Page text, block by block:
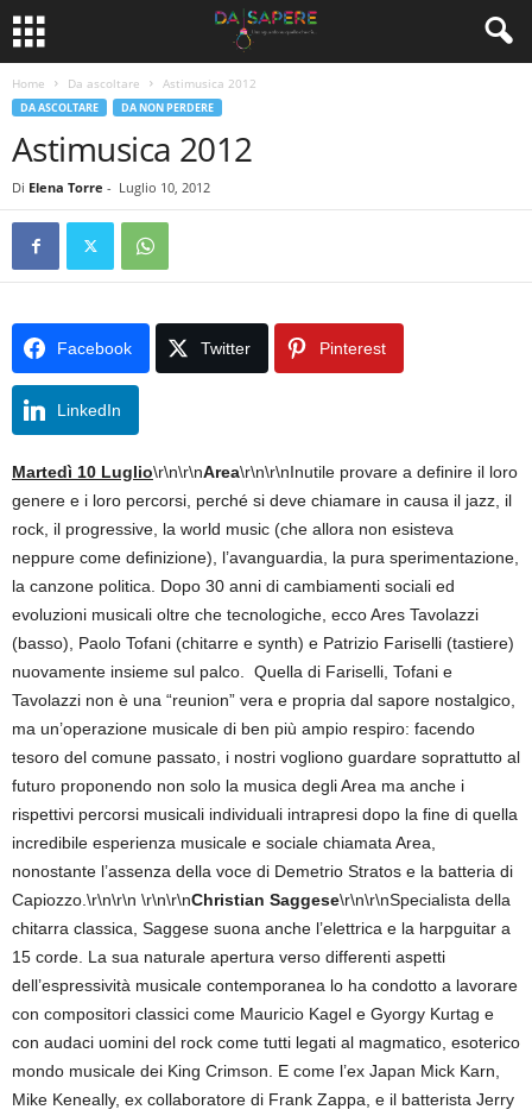
Home Da ascoltare Astimusica 2012
DA ASCOLTARE DA NON PERDERE
Astimusica 2012
Di Elena Torre - Luglio 10, 2012
Facebook Twitter Pinterest
LinkedIn
Martedì 10 Luglio\r\n\r\nArea\r\n\r\nInutile provare a definire il loro
genere e i loro percorsi, perché si deve chiamare in causa il jazz, il
rock, il progressive, la world music (che allora non esisteva
neppure come definizione), l’avanguardia, la pura sperimentazione,
la canzone politica. Dopo 30 anni di cambiamenti sociali ed
evoluzioni musicali oltre che tecnologiche, ecco Ares Tavolazzi
(basso), Paolo Tofani (chitarre e synth) e Patrizio Fariselli (tastiere)
nuovamente insieme sul palco. Quella di Fariselli, Tofani e
Tavolazzi non è una “reunion” vera e propria dal sapore nostalgico,
ma un’operazione musicale di ben più ampio respiro: facendo
tesoro del comune passato, i nostri vogliono guardare soprattutto al
futuro proponendo non solo la musica degli Area ma anche i
rispettivi percorsi musicali individuali intrapresi dopo la fine di quella
incredibile esperienza musicale e sociale chiamata Area,
nonostante l’assenza della voce di Demetrio Stratos e la batteria di
Capiozzo.\r\n\r\n \r\n\r\nChristian Saggese\r\n\r\nSpecialista della
chitarra classica, Saggese suona anche l’elettrica e la harpguitar a
15 corde. La sua naturale apertura verso differenti aspetti
dell’espressività musicale contemporanea lo ha condotto a lavorare
con compositori classici come Mauricio Kagel e Gyorgy Kurtag e
con audaci uomini del rock come tutti legati al magmatico, esoterico
mondo musicale dei King Crimson. E come l’ex Japan Mick Karn,
Mike Keneally, ex collaboratore di Frank Zappa, e il batterista Jerry